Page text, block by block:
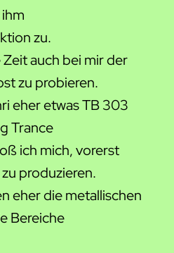
zu.
auch bei mir der
zu probieren.
eher etwas TB 303
Trance
ich mich, vorerst
produzieren.
eher die metallischen
Bereiche